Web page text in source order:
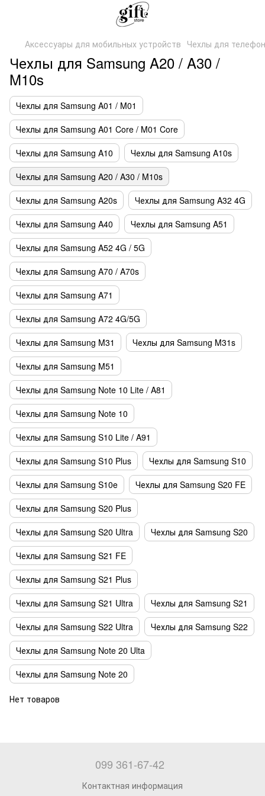
Аксессуары для мобильных устройств Чехлы для
Чехлы для Samsung A20 / A30 /
M10s
Чехлы для Samsung A01 / M01
Чехлы для Samsung A01 Core / M01 Core
Чехлы для Samsung A10
Чехлы для Samsung A10s
Чехлы для Samsung A20 / A30 / M10s
Чехлы для Samsung A20s
Чехлы для Samsung A32 4G
Чехлы для Samsung A40
Чехлы для Samsung A51
Чехлы для Samsung A52 4G / 5G
Чехлы для Samsung A70 / A70s
Чехлы для Samsung A71
Чехлы для Samsung A72 4G/5G
Чехлы для Samsung M31
Чехлы для Samsung M31s
Чехлы для Samsung M51
Чехлы для Samsung Note 10 Lite / A81
Чехлы для Samsung Note 10
Чехлы для Samsung S10 Lite / A91
Чехлы для Samsung S10 Plus
Чехлы для Samsung S10
Чехлы для Samsung S10e
Чехлы для Samsung S20 FE
Чехлы для Samsung S20 Plus
Чехлы для Samsung S20 Ultra
Чехлы для Samsung S20
Чехлы для Samsung S21 FE
Чехлы для Samsung S21 Plus
Чехлы для Samsung S21 Ultra
Чехлы для Samsung S21
Чехлы для Samsung S22 Ultra
Чехлы для Samsung S22
Чехлы для Samsung Note 20 Ulta
Чехлы для Samsung Note 20
Нет товаров
099 361-67-42
Контактная информация